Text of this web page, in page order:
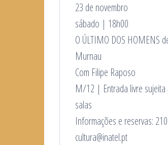
23 de novembro
sábado | 18h00
O ÚLTIMO DOS HOMENS
Murnau
Com Filipe Raposo
M/12 | Entrada livre sujeita
salas
Informações e reservas:
cultura@inatel.pt